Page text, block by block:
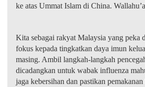
ke atas Ummat Islam di China.
Kita sebagai rakyat Malaysia yang peka
fokus kepada tingkatkan daya imun
masing. Ambil langkah-langkah
dicadangkan untuk wabak influenza
jaga kebersihan dan pastikan